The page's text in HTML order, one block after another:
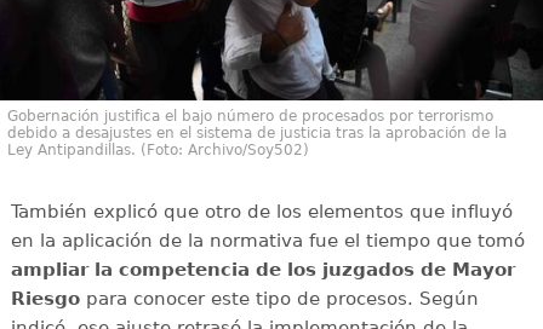
Gobernación justifica el bajo número de procesados por terrorismo
debido a desajustes en el sistema de justicia tras la aprobación de la
Ley Antipandillas. (Foto: Archivo/Soy502)
También explicó que otro de los elementos que influyó
en la aplicación de la normativa fue el tiempo que tomó
ampliar la competencia de los juzgados de Mayor
Riesgopara conocer este tipo de procesos. Según